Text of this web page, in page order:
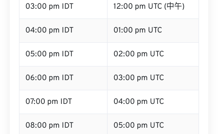
03:00 pm IDT 12:00 pm UTC (中午)
04:00 pm IDT 01:00 pm UTC
05:00 pm IDT 02:00 pm UTC
06:00 pm IDT 03:00 pm UTC
07:00 pm IDT 04:00 pm UTC
08:00 pm IDT 05:00 pm UTC